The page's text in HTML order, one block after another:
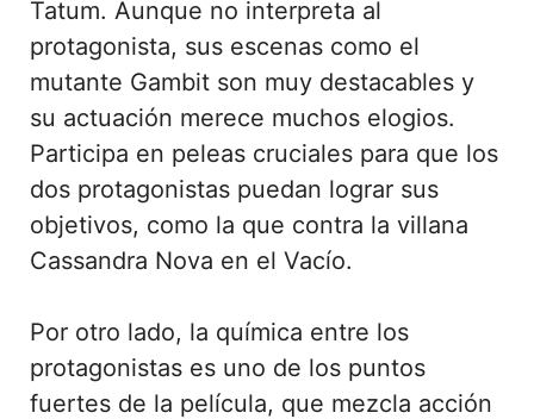
Tatum. Aunque no interpreta al
protagonista, sus escenas como el
mutante Gambit son muy destacables y
su actuación merece muchos elogios.
Participa en peleas cruciales para que los
dos protagonistas puedan lograr sus
objetivos, como la que contra la villana
Cassandra Nova en el Vacío.
Por otro lado, la química entre los
protagonistas es uno de los puntos
fuertes de la película, que mezcla acción